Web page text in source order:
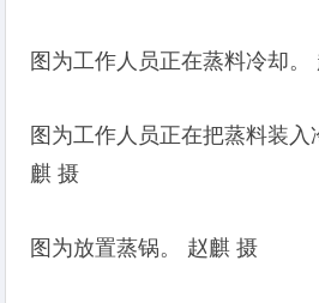
图为工作人员正在蒸料冷却。
图为工作人员正在把蒸料装
麒 摄
图为放置蒸锅。 赵麒 摄